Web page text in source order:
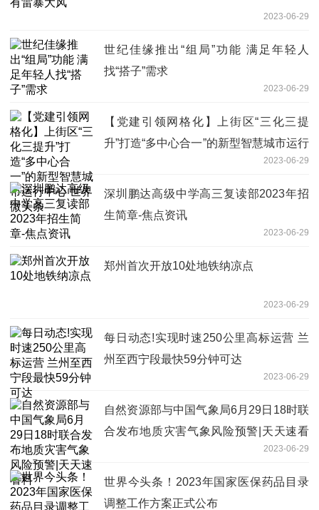
2023-06-29
世纪佳缘推出“组局”功能 满足年轻人
找“搭子”需求
2023-06-29
【党建引领网格化】上街区“三化三提
升”打造“多中心合一”的新型智慧城市运行
2023-06-29
深圳鹏达高级中学高三复读部2023年招
生简章-焦点资讯
2023-06-29
郑州首次开放10处地铁纳凉点
2023-06-29
每日动态!实现时速250公里高标运营 兰
州至西宁段最快59分钟可达
2023-06-29
自然资源部与中国气象局6月29日18时联
合发布地质灾害气象风险预警|天天速看
2023-06-29
世界今头条！2023年国家医保药品目录
调整工作方案正式公布